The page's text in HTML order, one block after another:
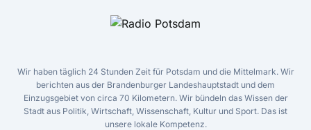
Wir haben täglich 24 Stunden Zeit für Potsdam und die Mittelmark. Wir
berichten aus der Brandenburger Landeshauptstadt und dem
Einzugsgebiet von circa 70 Kilometern. Wir bündeln das Wissen der
Stadt aus Politik, Wirtschaft, Wissenschaft, Kultur und Sport. Das ist
unsere lokale Kompetenz.